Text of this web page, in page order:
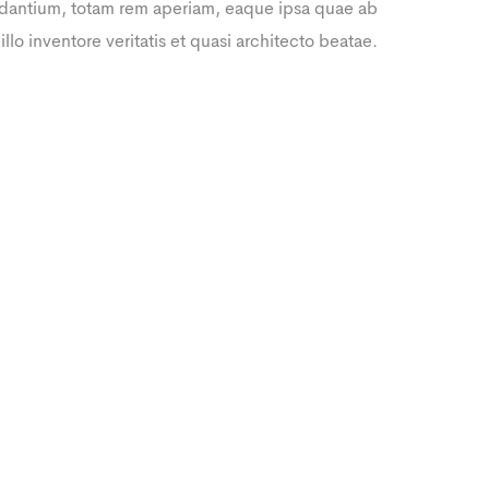
totam rem aperiam, eaque ipsa quae ab
illo inventore veritatis et quasi architecto beatae.